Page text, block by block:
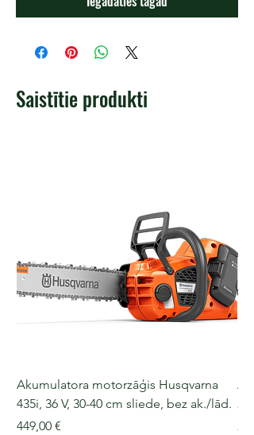
Saistītie produkti
Akumulatora motorzāģis Husqvarna
435i, 36 V, 30-40 cm sliede, bez ak./lād.
Cena
449,00 €